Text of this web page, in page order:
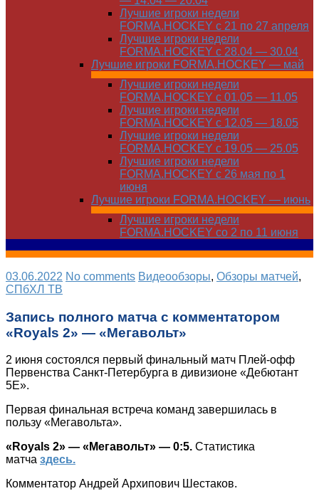
Лучшие игроки недели
FORMA.HOCKEY с 21 по 27 апреля
Лучшие игроки недели
FORMA.HOCKEY с 28.04 — 30.04
Лучшие игроки FORMA.HOCKEY — май
Лучшие игроки недели
FORMA.HOCKEY с 01.05 — 11.05
Лучшие игроки недели
FORMA.HOCKEY с 12.05 — 18.05
Лучшие игроки недели
FORMA.HOCKEY с 19.05 — 25.05
Лучшие игроки недели
FORMA.HOCKEY с 26 мая по 1
июня
Лучшие игроки FORMA.HOCKEY — июнь
Лучшие игроки недели
FORMA.HOCKEY со 2 по 11 июня
03.06.2022 No comments Видеообзоры, Обзоры матчей,
СПбХЛ ТВ
Запись полного матча с комментатором
«Royals 2» — «Мегавольт»
2 июня состоялся первый финальный матч Плей-офф
Первенства Санкт-Петербурга в дивизионе «Дебютант
5Е».
Первая финальная встреча команд завершилась в
пользу «Мегавольта».
«Royals 2» — «Мегавольт» — 0:5. Статистика
матча здесь.
Комментатор Андрей Архипович Шестаков.